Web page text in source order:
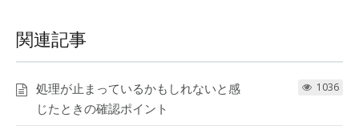
関連記事
処理が止まっているかもしれないと感
じたときの確認ポイント
1036